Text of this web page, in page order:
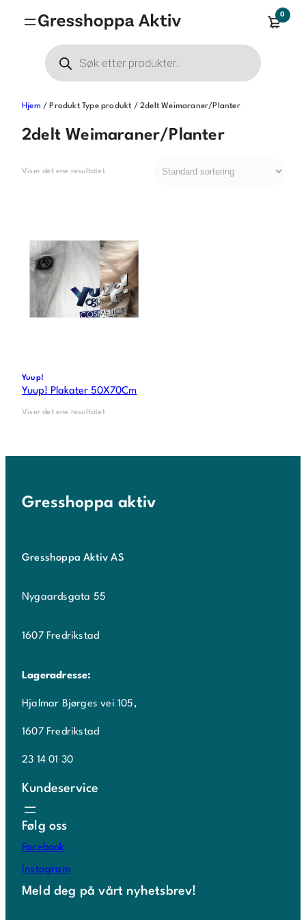
0
Products
search
Hjem / Produkt Type produkt / 2delt Weimaraner/Planter
2delt Weimaraner/Planter
Viser det ene resultatet
Yuup!
Yuup! Plakater 50X70Cm
Viser det ene resultatet
Gresshoppa aktiv
Gresshoppa Aktiv AS
Nygaardsgata 55
1607 Fredrikstad
Lageradresse:
Hjalmar Bjørges vei 105,
1607 Fredrikstad
23 14 01 30
Kundeservice
Følg oss
Facebook
Instagram
Meld deg på vårt nyhetsbrev!